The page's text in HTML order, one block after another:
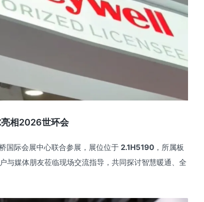
相2026世环会
国际会展中心联合参展，展位位于 2.1H5190 ，所属板
与媒体朋友莅临现场交流指导，共同探讨智慧暖通、全